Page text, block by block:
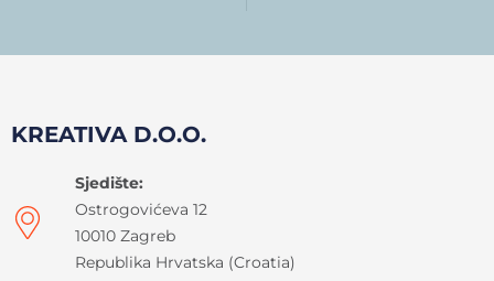
KREATIVA D.O.O.
Sjedište:
Ostrogovićeva 12
10010 Zagreb
Republika Hrvatska (Croatia)